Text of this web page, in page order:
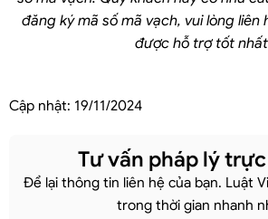
đăng ký mã số mã vạch, vui lòng liên
được hỗ trợ tốt
Cập nhật: 19/11/2024
Tư vấn pháp lý
Để lại thông tin liên hệ của bạn. Luật
trong thời gian nhanh